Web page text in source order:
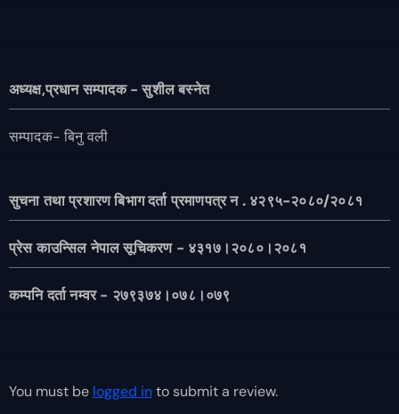
अध्यक्ष,प्रधान सम्पादक - सुशील बस्नेत
सम्पादक- बिनु वली
सुचना तथा प्रशारण बिभाग दर्ता प्रमाणपत्र न . ४२९५-२०८०/२०८१
प्रेस काउन्सिल नेपाल सूचिकरण - ४३१७।२०८०।२०८१
कम्पनि दर्ता नम्वर - २७९३७४।०७८।०७९
You must be logged into submit a review.